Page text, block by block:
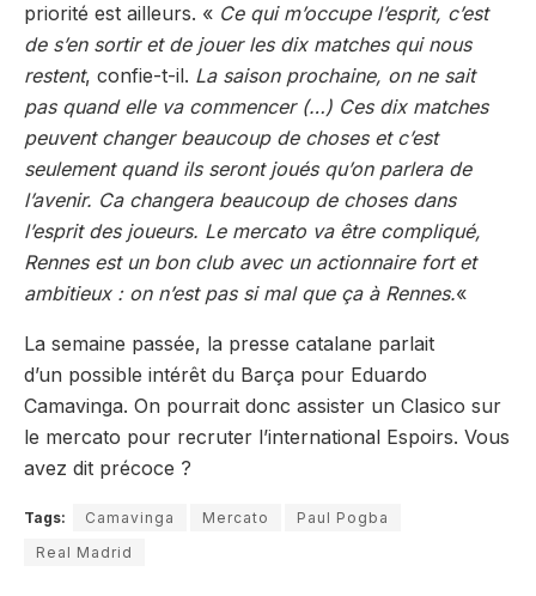
priorité est ailleurs. « Ce qui m’occupe l’esprit, c’est
de s’en sortir et de jouer les dix matches qui nous
restent, confie-t-il. La saison prochaine, on ne sait
pas quand elle va commencer (…) Ces dix matches
peuvent changer beaucoup de choses et c’est
seulement quand ils seront joués qu’on parlera de
l’avenir. Ca changera beaucoup de choses dans
l’esprit des joueurs. Le mercato va être compliqué,
Rennes est un bon club avec un actionnaire fort et
ambitieux : on n’est pas si mal que ça à Rennes.«
La semaine passée, la presse catalane parlait
d’un possible intérêt du Barça pour Eduardo
Camavinga. On pourrait donc assister un Clasico sur
le mercato pour recruter l’international Espoirs. Vous
avez dit précoce ?
Tags: Camavinga Mercato
Paul Pogba
Real Madrid